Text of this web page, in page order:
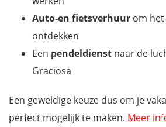
Auto-en fietsverhuur om
ontdekken
Een pendeldienst naar de
Graciosa
Een geweldige keuze dus om je
perfect mogelijk te maken. Meer